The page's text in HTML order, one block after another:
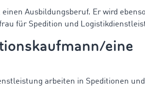
Ausbildungsberuf. Er wird
für Spedition und
eine
arbeiten in Speditionen